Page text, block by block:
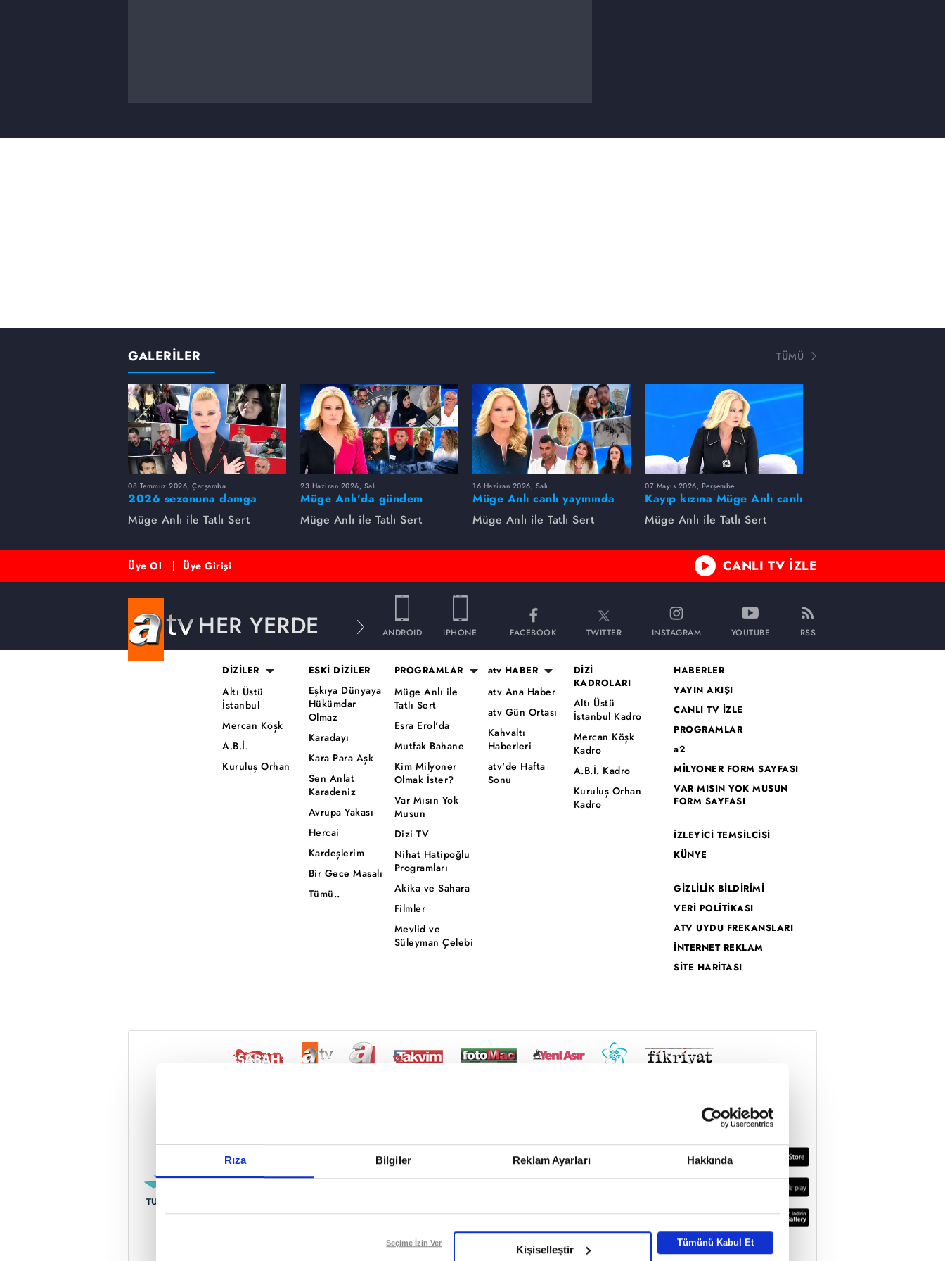
Rıza Bilgiler Reklam Ayarları Hakkında
Reddet
Seçime İzin Ver
Kişiselleştir
Tümünü Kabul Et
GALERİLER TÜMÜ
08 Temmuz 2026, Çarşamba
2026 sezonuna damga
vuran 5 Müge Anlı
dosyası...
Müge Anlı ile Tatlı Sert
23 Haziran 2026, Salı
Müge Anlı’da gündem
sarsıldı! Kayıp dosyaları ve
aile ihanetleri herkesi şoke
Müge Anlı ile Tatlı Sert
16 Haziran 2026, Salı
Müge Anlı canlı yayınında
dikkat çeken gelişmeler
yaşandı. Kayıp,
Müge Anlı ile Tatlı Sert
07 Mayıs 2026, Perşembe
Kayıp kızına Müge Anlı canlı
yayında kavuştu
Müge Anlı ile Tatlı Sert
Üye Ol Üye Girişi CANLI TV İZLE
HER YERDE ANDROID iPHONE FACEBOOK TWITTER INSTAGRAM YOUTUBE RSS
DİZİLER
Altı Üstü
İstanbul
Mercan Köşk
A.B.İ.
Kuruluş Orhan
ESKİ DİZİLER
Eşkıya Dünyaya
Hükümdar
Olmaz
Karadayı
Kara Para Aşk
Sen Anlat
Karadeniz
Avrupa Yakası
Hercai
Kardeşlerim
Bir Gece Masalı
Tümü..
PROGRAMLAR
Müge Anlı ile
Tatlı Sert
Esra Erol'da
Mutfak Bahane
Kim Milyoner
Olmak İster?
Var Mısın Yok
Musun
Dizi TV
Nihat Hatipoğlu
Programları
Akika ve Sahara
Filmler
Mevlid ve
Süleyman Çelebi
atv HABER
atv Ana Haber
atv Gün Ortası
Kahvaltı
Haberleri
atv'de Hafta
Sonu
DİZİ
KADROLARI
Altı Üstü
İstanbul Kadro
Mercan Köşk
Kadro
A.B.İ. Kadro
Kuruluş Orhan
Kadro
HABERLER
YAYIN AKIŞI
CANLI TV İZLE
PROGRAMLAR
a2
MİLYONER FORM SAYFASI
VAR MISIN YOK MUSUN
FORM SAYFASI
İZLEYİCİ TEMSİLCİSİ
KÜNYE
GİZLİLİK BİLDİRİMİ
VERİ POLİTİKASI
ATV UYDU FREKANSLARI
İNTERNET REKLAM
SİTE HARİTASI